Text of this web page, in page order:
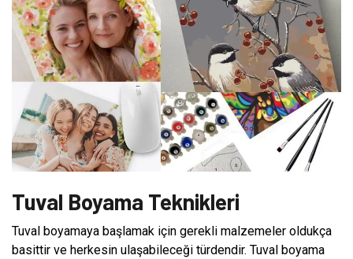
Tuval Boyama Teknikleri
Tuval boyamaya başlamak için gerekli malzemeler oldukça
basittir ve herkesin ulaşabileceği türdendir. Tuval boyama